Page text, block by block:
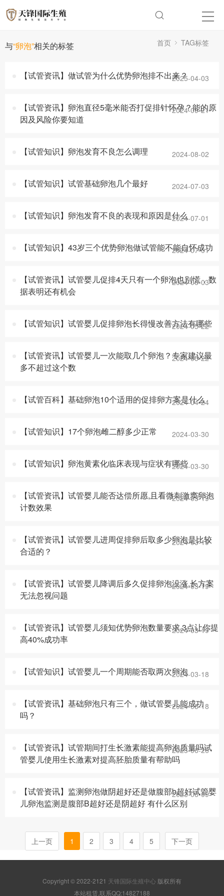
与“卵泡”相关的标签 首页 TAG标签
【试管资讯】做试管为什么优势卵泡排不出来？2025-04-03
【试管资讯】卵泡直径5毫米能否打促排针怀孕？能的原
因及风险你要知道
2024-09-21
【试管知识】卵泡发育不良怎么调理 2024-08-02
【试管知识】试管基础卵泡几个最好 2024-07-03
【试管知识】卵泡发育不良的表现和原因是什么2024-07-01
【试管知识】43岁三个优势卵泡做试管能不能自怀成功
2024-07-01
【试管资讯】试管婴儿促排4天只有一个卵泡也别慌，数
据表明还有机会
2024-06-03
【试管知识】试管婴儿促排卵泡长得慢改善方法有哪些
2024-05-22
【试管资讯】试管婴儿一次能取几个卵泡？专家建议最
多不超过这个数
2024-05-22
【试管百科】基础卵泡10个适用的促排卵方案是什么
2024-04-24
【试管知识】17个卵泡雌二醇多少正常 2024-03-30
【试管知识】卵泡黄素化临床表现与症状有哪些2024-03-30
【试管资讯】试管婴儿能否达偿所愿,且看微刺激窦卵泡
计数效果
2024-03-19
【试管资讯】试管婴儿进周促排卵后取多少卵泡是比较
合适的？
2024-03-19
【试管资讯】试管婴儿降调后多久促排卵泡没涨,长方案
无法忽视问题
2024-03-19
【试管资讯】试管婴儿须知优势卵泡数量要求,3点让你提
高40%成功率
2024-03-19
【试管知识】试管婴儿一个周期能否取两次卵泡2024-03-18
【试管资讯】基础卵泡只有三个，做试管婴儿能成功
吗？
2024-03-18
【试管资讯】试管期间打生长激素能提高卵泡质量吗试
管婴儿使用生长激素对提高胚胎质量有帮助吗
2023-06-26
【试管资讯】监测卵泡做阴超好还是做腹部b超好试管婴
儿卵泡监测是腹部B超好还是阴超好 有什么区别
2023-06-09
上一页 1 2 3 4 5 下一页
Copyright © 2022-2121 天锋国际生殖中心 版权所有
本站租赁,联系QQ:14827188